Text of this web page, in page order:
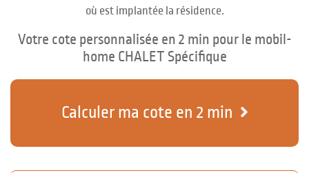
où est implantée la résidence.
Votre cote personnalisée en 2 min pour le mobil-
home CHALET Spécifique
Calculer ma cote en 2 min